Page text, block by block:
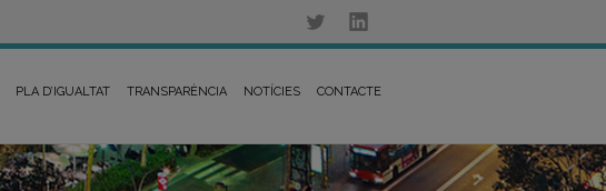
PLA D’IGUALTAT TRANSPARÈNCIA NOTÍCIES CONTACTE